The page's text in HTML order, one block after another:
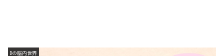
Dの脳内世界